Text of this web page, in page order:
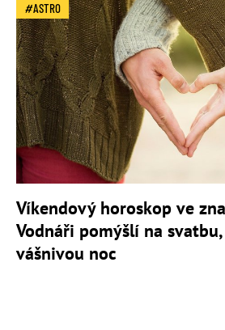
ASTRO
Víkendový horoskop ve
Vodnáři pomýšlí na
vášnivou noc